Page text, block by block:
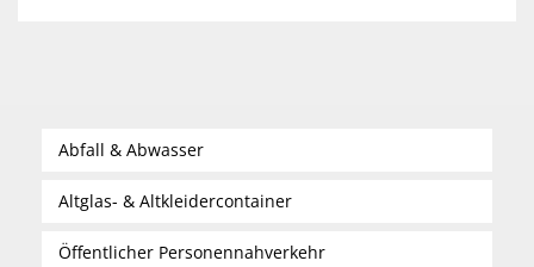
Abfall & Abwasser
Altglas- & Altkleidercontainer
Öffentlicher Personennahverkehr